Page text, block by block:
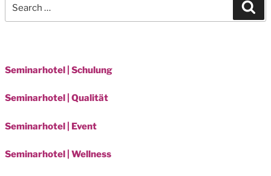
Seminarhotel | Schulung
Seminarhotel | Qualität
Seminarhotel | Event
Seminarhotel | Wellness